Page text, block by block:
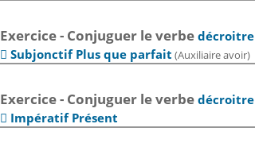
Exercice - Conjuguer le verbedécroitre
Subjonctif Plus que parfait (Auxiliaire avoir)
Exercice - Conjuguer le verbedécroitre
 Impératif Présent